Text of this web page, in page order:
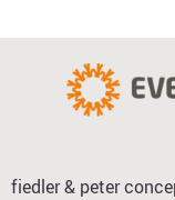
fiedler & peter